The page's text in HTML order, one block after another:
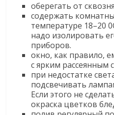
оберегать от
содержать
температуре 18–20
надо изолировать
приборов.
окно, как правило,
с ярким рассеянным
при недостатке
подсвечивать
Если этого не
окраска цветков